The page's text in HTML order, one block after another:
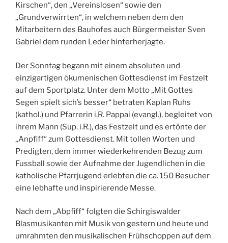
Kirschen“, den „Vereinslosen“ sowie den
„Grundverwirrten“, in welchem neben dem den
Mitarbeitern des Bauhofes auch Bürgermeister Sven
Gabriel dem runden Leder hinterherjagte.
Der Sonntag begann mit einem absoluten und
einzigartigen ökumenischen Gottesdienst im Festzelt
auf dem Sportplatz. Unter dem Motto „Mit Gottes
Segen spielt sich’s besser“ betraten Kaplan Ruhs
(kathol.) und Pfarrerin i.R. Pappai (evangl.), begleitet von
ihrem Mann (Sup. i.R.), das Festzelt und es ertönte der
„Anpfiff“ zum Gottesdienst. Mit tollen Worten und
Predigten, dem immer wiederkehrenden Bezug zum
Fussball sowie der Aufnahme der Jugendlichen in die
katholische Pfarrjugend erlebten die ca. 150 Besucher
eine lebhafte und inspirierende Messe.
Nach dem „Abpfiff“ folgten die Schirgiswalder
Blasmusikanten mit Musik von gestern und heute und
umrahmten den musikalischen Frühschoppen auf dem